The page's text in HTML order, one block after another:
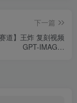
下一篇
赛道】王炸 复刻视频
GPT-IMAGE-